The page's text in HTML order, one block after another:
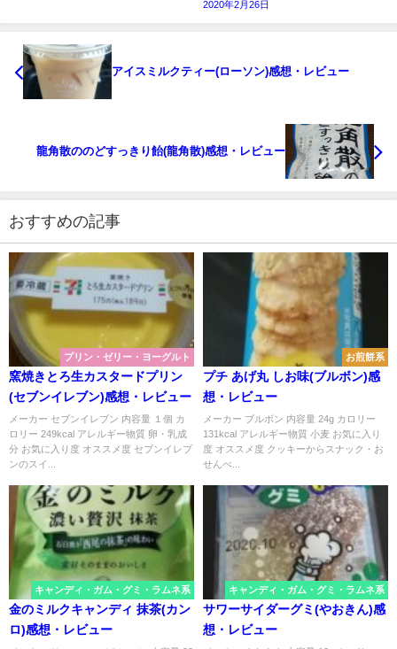
2020年2月26日
アイスミルクティー(ローソン)感想・レビュー
龍角散ののどすっきり飴(龍角散)感想・レビュー
おすすめの記事
プリン・ゼリー・ヨーグルト
窯焼きとろ生カスタードプリン
(セブンイレブン)感想・レビュー
メーカー セブンイレブン 内容量 １個 カ
ロリー 249kcal アレルギー物質 卵・乳成
分 お気に入り度 オススメ度 セブンイレブ
ンのスイ...
お煎餅系
プチ あげ丸 しお味(ブルボン)感
想・レビュー
メーカー ブルボン 内容量 24g カロリー
131kcal アレルギー物質 小麦 お気に入り
度 オススメ度 クッキーからスナック・お
せんべ...
キャンディ・ガム・グミ・ラムネ系
金のミルクキャンディ 抹茶(カン
ロ)感想・レビュー
キャンディ・ガム・グミ・ラムネ系
サワーサイダーグミ(やおきん)感
想・レビュー